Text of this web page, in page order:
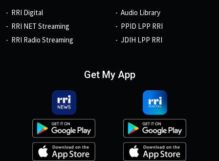
RRI Digital
RRI NET Streaming
RRI Radio Streaming
Audio Library
PPID LPP RRI
JDIH LPP RRI
Get My App